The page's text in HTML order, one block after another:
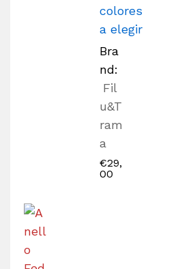
colores
a elegir
Bra
nd:
Fil
u&T
ram
a
€29,
00